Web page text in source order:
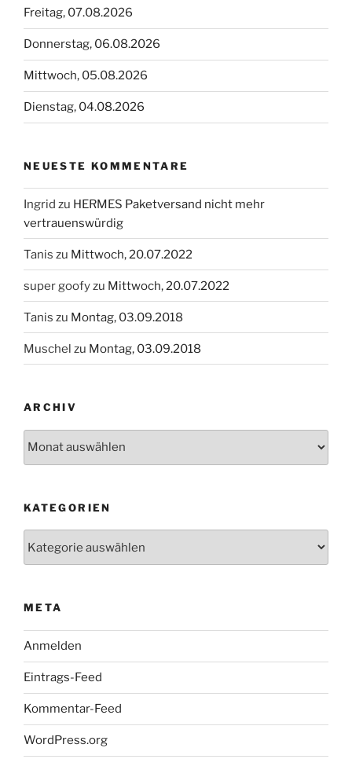
Freitag, 07.08.2026
Donnerstag, 06.08.2026
Mittwoch, 05.08.2026
Dienstag, 04.08.2026
NEUESTE KOMMENTARE
Ingrid zu HERMES Paketversand nicht mehr
vertrauenswürdig
Tanis zu Mittwoch, 20.07.2022
super goofyzu Mittwoch, 20.07.2022
Tanis zu Montag, 03.09.2018
Muschel zu Montag, 03.09.2018
ARCHIV
KATEGORIEN
META
Anmelden
Eintrags-Feed
Kommentar-Feed
WordPress.org